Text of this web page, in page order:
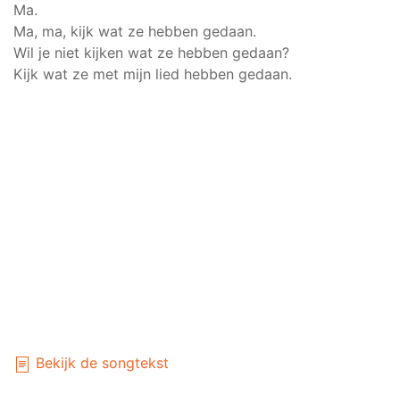
Ma.
Ma, ma, kijk wat ze hebben gedaan.
Wil je niet kijken wat ze hebben gedaan?
Kijk wat ze met mijn lied hebben gedaan.
Bekijk de songtekst